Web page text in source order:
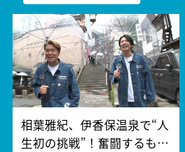
相葉雅紀、伊香保温泉で“人
生初の挑戦”！奮闘するも…